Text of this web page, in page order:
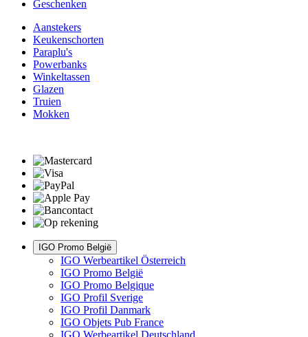
Geschenken
Aanstekers
Keukenschorten
Paraplu's
Powerbanks
Winkeltassen
Glazen
Truien
Mokken
IGO Promo België
IGO Werbeartikel Österreich
IGO Promo België
IGO Promo Belgique
IGO Profil Sverige
IGO Profil Danmark
IGO Objets Pub France